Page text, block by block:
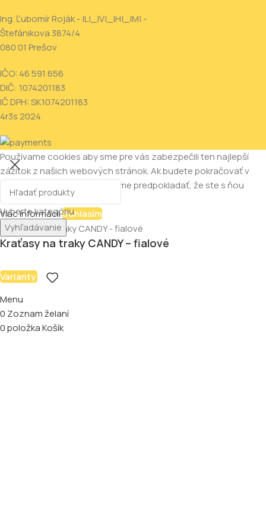
Ing. Ľubomír Roják - |L|_|V|_|H|_|M| -
Štefánikova 3874/4
080 01 Prešov
IČO: 46 591 656
DIČ: 1074201183
IČ DPH: SK1074201183
4r3s 2024
Vyberte kategóriu
Vyhľadávanie
Používame cookies aby sme pre vás zabezpečili ten najlepší
zážitok z našich webových stránok. Ak budete pokračovať v
používaní tejto stránky budeme predpokladať, že ste s ňou
spokojní.
Viac informáciiSúhlasím
Kraťasy na traky CANDY – fialové
Varianty
Menu
0 Zoznam želaní
0položkaKošík